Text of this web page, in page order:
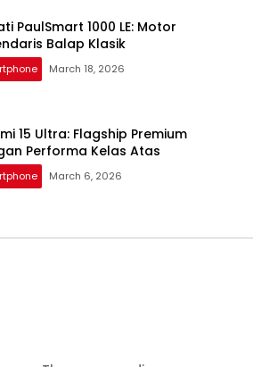
PaulSmart 1000 LE: Motor
Balap Klasik
March 18, 2026
15 Ultra: Flagship Premium
Performa Kelas Atas
March 6, 2026